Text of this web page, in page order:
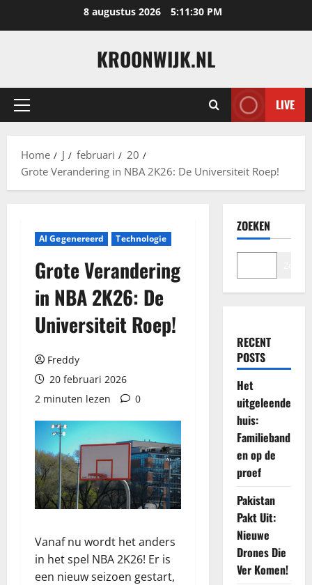
8 augustus 2026 5:11:31 PM
KROONWIJK.NL
Primair
LIVE
Home J februari
20
Grote Verandering in NBA 2K26: De Universiteit Roep!
AI Gegenereerd Technologie
Grote Verandering
in NBA 2K26: De
Universiteit Roep!
Freddy
20 februari 2026
2 minuten lezen
0
Vanaf nu wordt het anders
in het spel NBA 2K26! Er is
een nieuw seizoen gestart,
ZOEKEN
RECENT
POSTS
Het
uitgeleende
huis:
Familieband
en op de
proef
Pakistan
Pakt Uit:
Nieuwe
Drones Die
Ver Komen!